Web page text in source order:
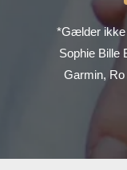
*Gælder ikke
Sophie Bille
Garmin,